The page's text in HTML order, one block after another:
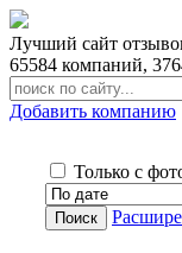
Лучший сайт
65584 компаний,
Добавить компанию
Только с